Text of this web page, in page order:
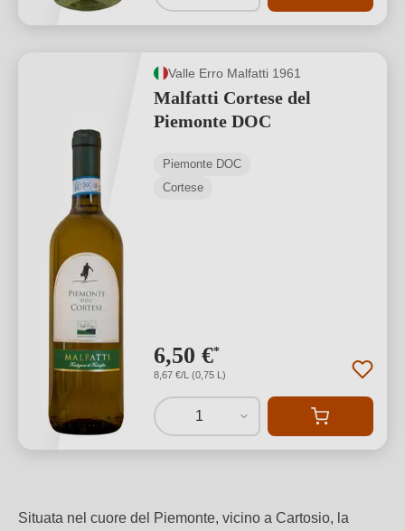
Valle Erro Malfatti 1961
Malfatti Cortese del
Piemonte DOC
Piemonte DOC
Cortese
6,50 €*
8,67 €/L (0,75 L)
1
Situata nel cuore del Piemonte, vicino a Cartosio, la